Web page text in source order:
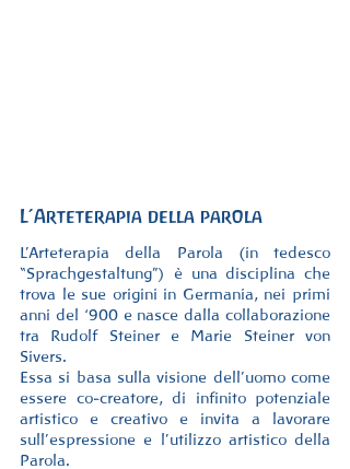
L’Arteterapia della parola
L’Arteterapia della Parola (in tedesco
“Sprachgestaltung”) è una disciplina che
trova le sue origini in Germania, nei primi
anni del ‘900 e nasce dalla collaborazione
tra Rudolf Steiner e Marie Steiner von
Sivers.
Essa si basa sulla visione dell’uomo come
essere co-creatore, di infinito potenziale
artistico e creativo e invita a lavorare
sull’espressione e l’utilizzo artistico della
Parola.